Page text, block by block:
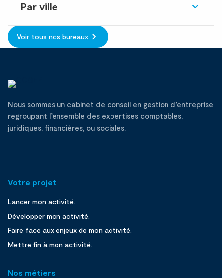
Par ville
Voir tous nos bureaux
Nous sommes un cabinet de conseil en gestion d’entreprise
regroupant l’ensemble des expertises comptables,
juridiques, financières, ou sociales.
Votre projet
Lancer mon activité.
Développer mon activité.
Faire face aux enjeux de mon activité.
Mettre fin à mon activité.
Nos métiers